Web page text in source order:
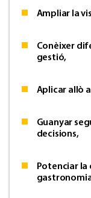
Ampliar la
Conèixer
gestió,
Aplicar allò
Guanyar
decisions,
Potenciar